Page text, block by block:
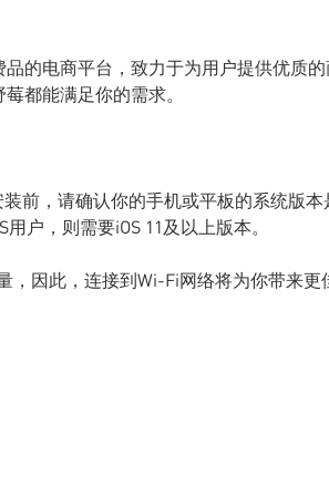
的电商平台，致力于为用户提供优质
都能满足你的需求。
前，请确认你的手机或平板的系统版本
户，则需要iOS 11及以上版本。
，因此，连接到Wi-Fi网络将为你带来更